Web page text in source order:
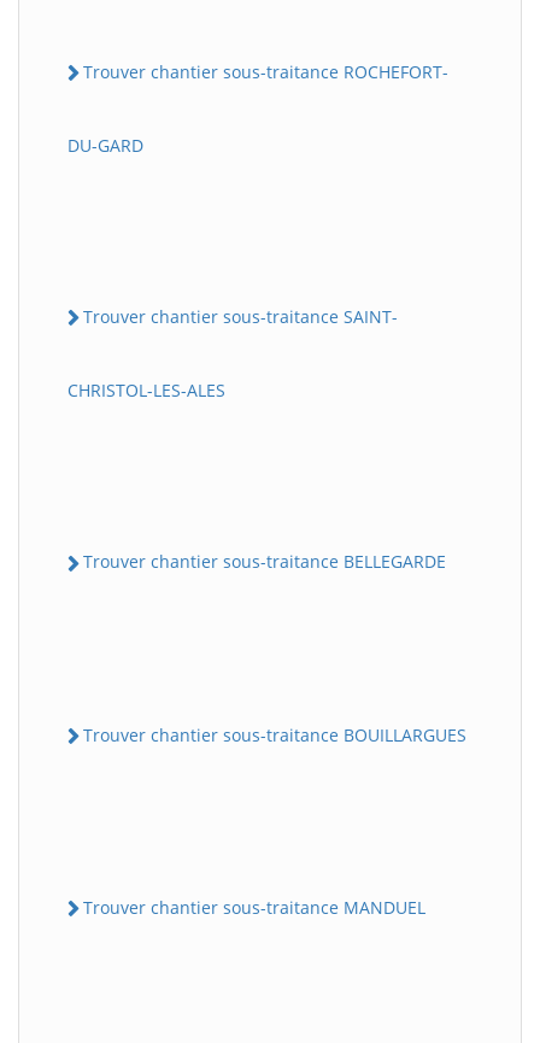
Trouver chantier sous-traitance ROCHEFORT-
DU-GARD
Trouver chantier sous-traitance SAINT-
CHRISTOL-LES-ALES
Trouver chantier sous-traitance BELLEGARDE
Trouver chantier sous-traitance BOUILLARGUES
Trouver chantier sous-traitance MANDUEL